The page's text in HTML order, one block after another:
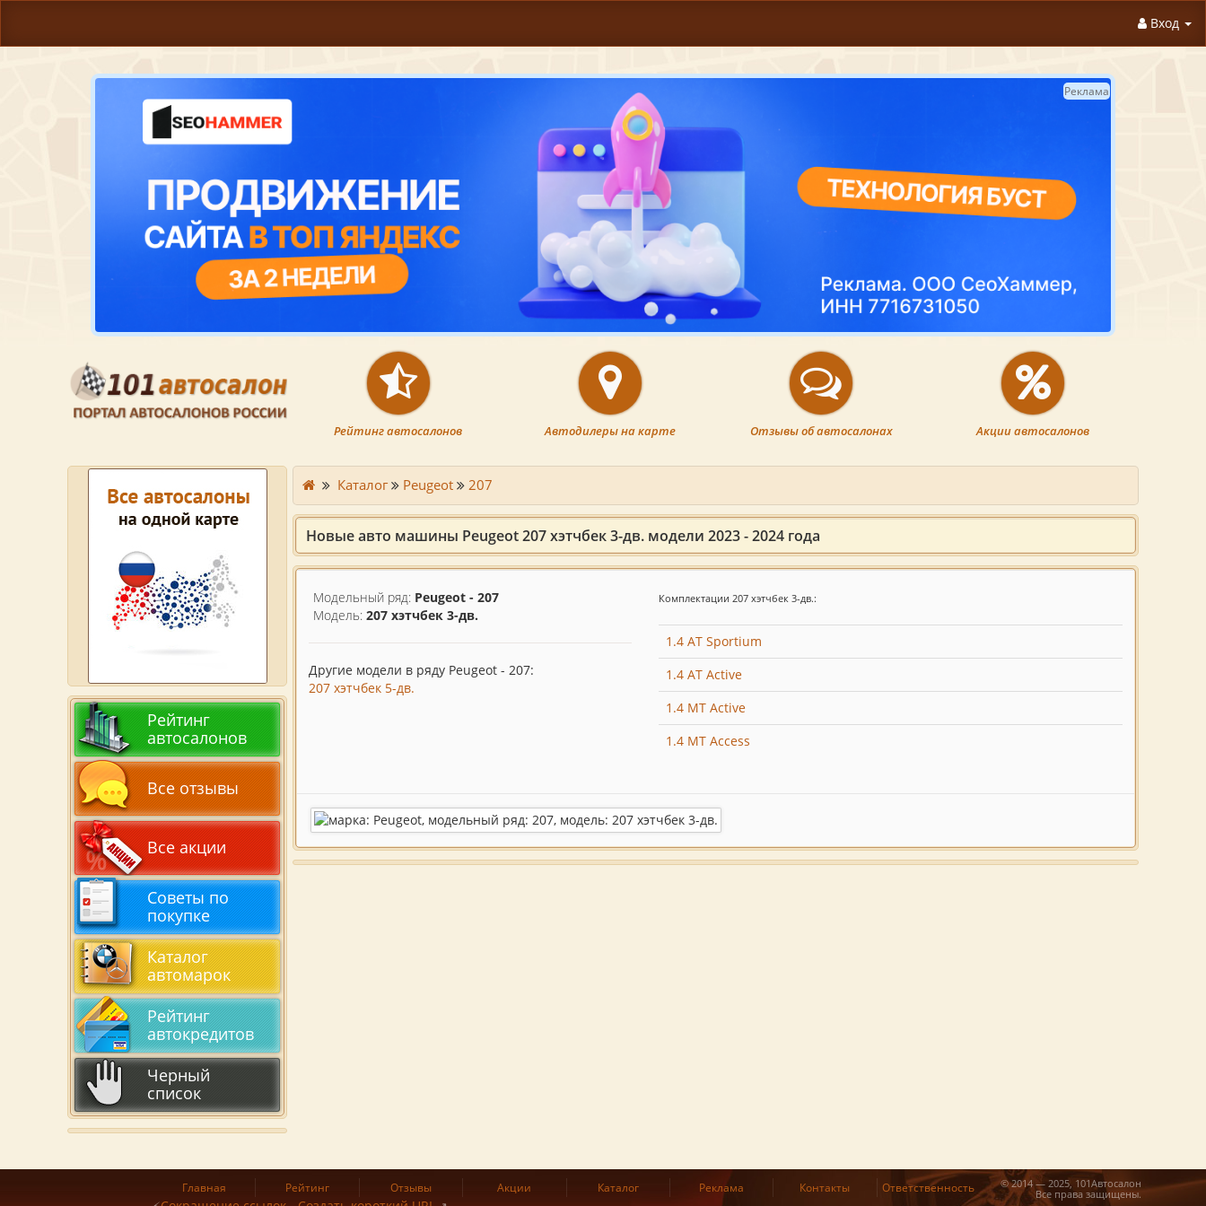
Реклама
Каталог Peugeot 207
Новые авто машины Peugeot 207 хэтчбек 3-дв. модели 2023 - 2024 года
Модельный ряд: Peugeot - 207
Модель: 207 хэтчбек 3-дв.
Другие модели в ряду Peugeot - 207:
207 хэтчбек 5-дв.
Комплектации 207 хэтчбек 3-дв.:
1.4 AT Sportium
1.4 AT Active
1.4 MT Active
1.4 MT Access
Рейтинг
автосалонов
Все отзывы
Все акции
Советы по
покупке
Каталог
автомарок
Рейтинг
автокредитов
Черный
список
Рейтинг автосалонов Автодилеры на карте Отзывы об автосалонах Акции автосалонов
Вход
Главная Рейтинг Отзывы Акции Каталог Реклама Контакты Ответственность
© 2014 — 2025, 101Автосалон
Все права защищены.